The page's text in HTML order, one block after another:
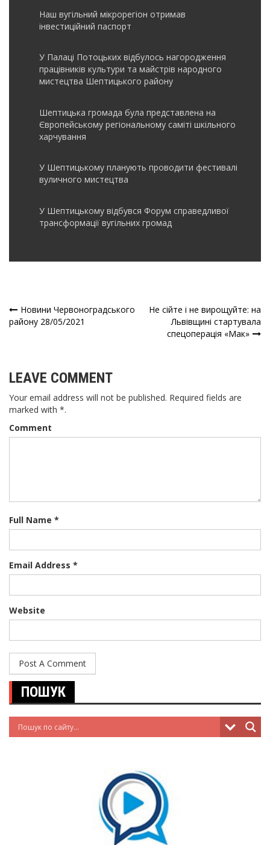
Наш вугільний мікрорегіон отримав
інвеcтиційний паспорт
У Палаці Потоцьких відбулось нагородження
працівників культури та майстрів народного
мистецтва Шептицького району
Шептицька громада була представлена на
Європейському регіональному саміті шкільного
харчування
У Шептицькому планують проводити фестивалі
вуличного мистецтва
У Шептицькому відбувся Форум справедливої
трансформації вугільних громад
Навігація
Новини Червоноградського
району 28/05/2021
Не сійте і не вирощуйте: на
Львівщині стартувала
спецоперація «Мак»
LEAVE COMMENT
Your email address will not be published. Required fields are
marked with *.
Comment
Full Name *
Email Address *
Website
ПОШУК